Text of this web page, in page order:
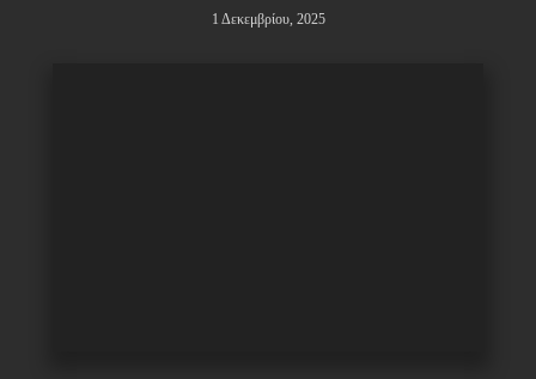
1 Δεκεμβρίου, 2025